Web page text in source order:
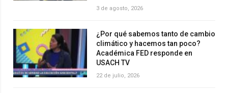
3 de agosto, 2026
¿Por qué sabemos tanto de cambio
climático y hacemos tan poco?
Académica FED responde en
USACH TV
22 de julio, 2026